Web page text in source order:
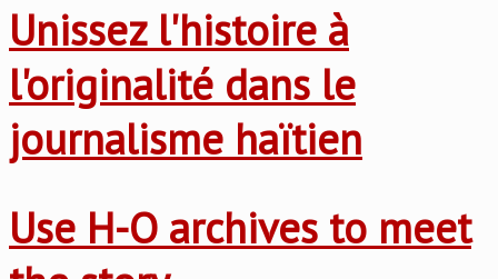
Unissez l'histoire à
l'originalité dans le
journalisme haïtien
Use H-O archives to meet